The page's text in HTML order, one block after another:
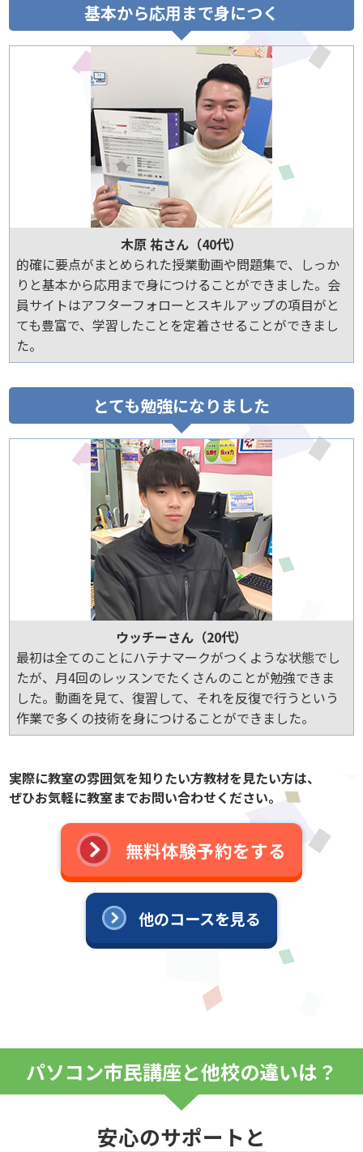
基本から応用まで身につく
木原 祐さん（40代）
的確に要点がまとめられた授業動画や問題集で、しっか
りと基本から応用まで身につけることができました。会
員サイトはアフターフォローとスキルアップの項目がと
ても豊富で、学習したことを定着させることができまし
た。
とても勉強になりました
ウッチーさん（20代）
最初は全てのことにハテナマークがつくような状態でし
たが、月4回のレッスンでたくさんのことが勉強できま
した。動画を見て、復習して、それを反復で行うという
作業で多くの技術を身につけることができました。
実際に教室の雰囲気を知りたい方教材を見たい方は、
ぜひお気軽に教室までお問い合わせください。
無料体験予約をする
他のコースを見る
パソコン市民講座と他校の違いは？
安心のサポートと